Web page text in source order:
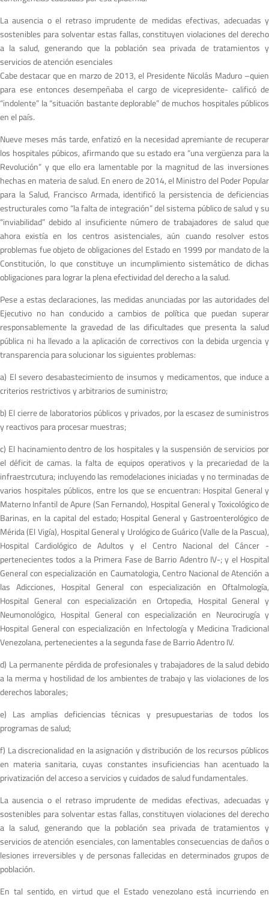
La ausencia o el retraso imprudente de medidas efectivas, adecuadas y
sostenibles para solventar estas fallas, constituyen violaciones del derecho
a la salud, generando que la población sea privada de tratamientos y
servicios de atención esenciales
Cabe destacar que en marzo de 2013, el Presidente Nicolás Maduro –quien
para ese entonces desempeñaba el cargo de vicepresidente- calificó de
“indolente” la “situación bastante deplorable” de muchos hospitales públicos
en el país.
Nueve meses más tarde, enfatizó en la necesidad apremiante de recuperar
los hospitales púbicos, afirmando que su estado era “una vergüenza para la
Revolución” y que ello era lamentable por la magnitud de las inversiones
hechas en materia de salud. En enero de 2014, el Ministro del Poder Popular
para la Salud, Francisco Armada, identificó la persistencia de deficiencias
estructurales como “la falta de integración” del sistema público de salud y su
“inviabilidad” debido al insuficiente número de trabajadores de salud que
ahora existía en los centros asistenciales, aún cuando resolver estos
problemas fue objeto de obligaciones del Estado en 1999 por mandato de la
Constitución, lo que constituye un incumplimiento sistemático de dichas
obligaciones para lograr la plena efectividad del derecho a la salud.
Pese a estas declaraciones, las medidas anunciadas por las autoridades del
Ejecutivo no han conducido a cambios de política que puedan superar
responsablemente la gravedad de las dificultades que presenta la salud
pública ni ha llevado a la aplicación de correctivos con la debida urgencia y
transparencia para solucionar los siguientes problemas:
a) El severo desabastecimiento de insumos y medicamentos, que induce a
criterios restrictivos y arbitrarios de suministro;
b) El cierre de laboratorios públicos y privados, por la escasez de suministros
y reactivos para procesar muestras;
c) El hacinamiento dentro de los hospitales y la suspensión de servicios por
el déficit de camas. la falta de equipos operativos y la precariedad de la
infraestrcutura; incluyendo las remodelaciones iniciadas y no terminadas de
varios hospitales públicos, entre los que se encuentran: Hospital General y
Materno Infantil de Apure (San Fernando), Hospital General y Toxicológico de
Barinas, en la capital del estado; Hospital General y Gastroenterológico de
Mérida (El Vigía), Hospital General y Urológico de Guárico (Valle de la Pascua),
Hospital Cardiológico de Adultos y el Centro Nacional del Cáncer -
pertenecientes todos a la Primera Fase de Barrio Adentro IV-; y el Hospital
General con especialización en Caumatologia, Centro Nacional de Atención a
las Adicciones, Hospital General con especialización en Oftalmología,
Hospital General con especialización en Ortopedia, Hospital General y
Neumonológico, Hospital General con especialización en Neurocirugía y
Hospital General con especialización en Infectología y Medicina Tradicional
Venezolana, pertenecientes a la segunda fase de Barrio Adentro IV.
d) La permanente pérdida de profesionales y trabajadores de la salud debido
a la merma y hostilidad de los ambientes de trabajo y las violaciones de los
derechos laborales;
e) Las amplias deficiencias técnicas y presupuestarias de todos los
programas de salud;
f) La discrecionalidad en la asignación y distribución de los recursos públicos
en materia sanitaria, cuyas constantes insuficiencias han acentuado la
privatización del acceso a servicios y cuidados de salud fundamentales.
La ausencia o el retraso imprudente de medidas efectivas, adecuadas y
sostenibles para solventar estas fallas, constituyen violaciones del derecho
a la salud, generando que la población sea privada de tratamientos y
servicios de atención esenciales, con lamentables consecuencias de daños o
lesiones irreversibles y de personas fallecidas en determinados grupos de
población.
En tal sentido, en virtud que el Estado venezolano está incurriendo en